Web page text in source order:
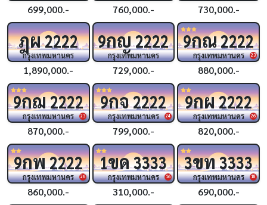
699,000.- 760,000.- 730,000.-
ฎผ2222
กรุงเทพมหานคร
1,890,000.-
9กญ2222
กรุงเทพมหานคร
729,000.-
23
9กณ2222
กรุงเทพมหานคร
880,000.-
23
9กฌ2222
กรุงเทพมหานคร
870,000.-
24
9กจ2222
กรุงเทพมหานคร
799,000.-
26
9กผ2222
กรุงเทพมหานคร
820,000.-
26
9กพ2222
กรุงเทพมหานคร
860,000.-
16
1ขด3333
กรุงเทพมหานคร
310,000.-
18
3ขท3333
กรุงเทพมหานคร
690,000.-